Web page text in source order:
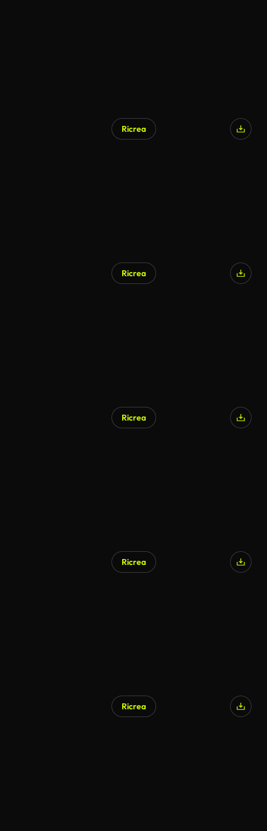
Ricrea
Ricrea
Ricrea
Ricrea
Ricrea